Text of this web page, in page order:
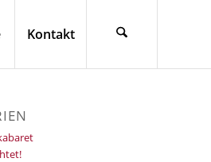
Kontakt